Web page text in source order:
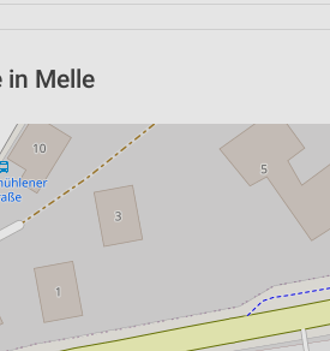
in Melle